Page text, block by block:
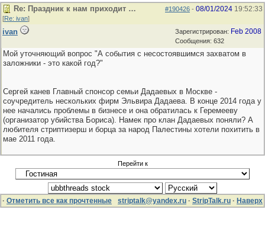
#190426 - 08/01/2024 19:52:33
Re: Праздник к нам приходит …
[Re: ivan]
Зарегистрирован: Feb 2008
Сообщения: 632
ivan
Мой уточняющий вопрос "А события с несостоявшимся захватом в
заложники - это какой год?"
Сергей канев Главный спонсор семьи Дадаевых в Москве -
соучредитель нескольких фирм Эльвира Дадаева. В конце 2014 года у
нее начались проблемы в бизнесе и она обратилась к Геремееву
(организатор убийства Бориса). Намек про клан Дадаевых поняли? А
любителя стриптизерш и борца за народ Палестины хотели похитить в
мае 2011 года.
Перейти к
· Отметить все как прочтенные striptalk@yandex.ru · StripTalk.ru · Наверх